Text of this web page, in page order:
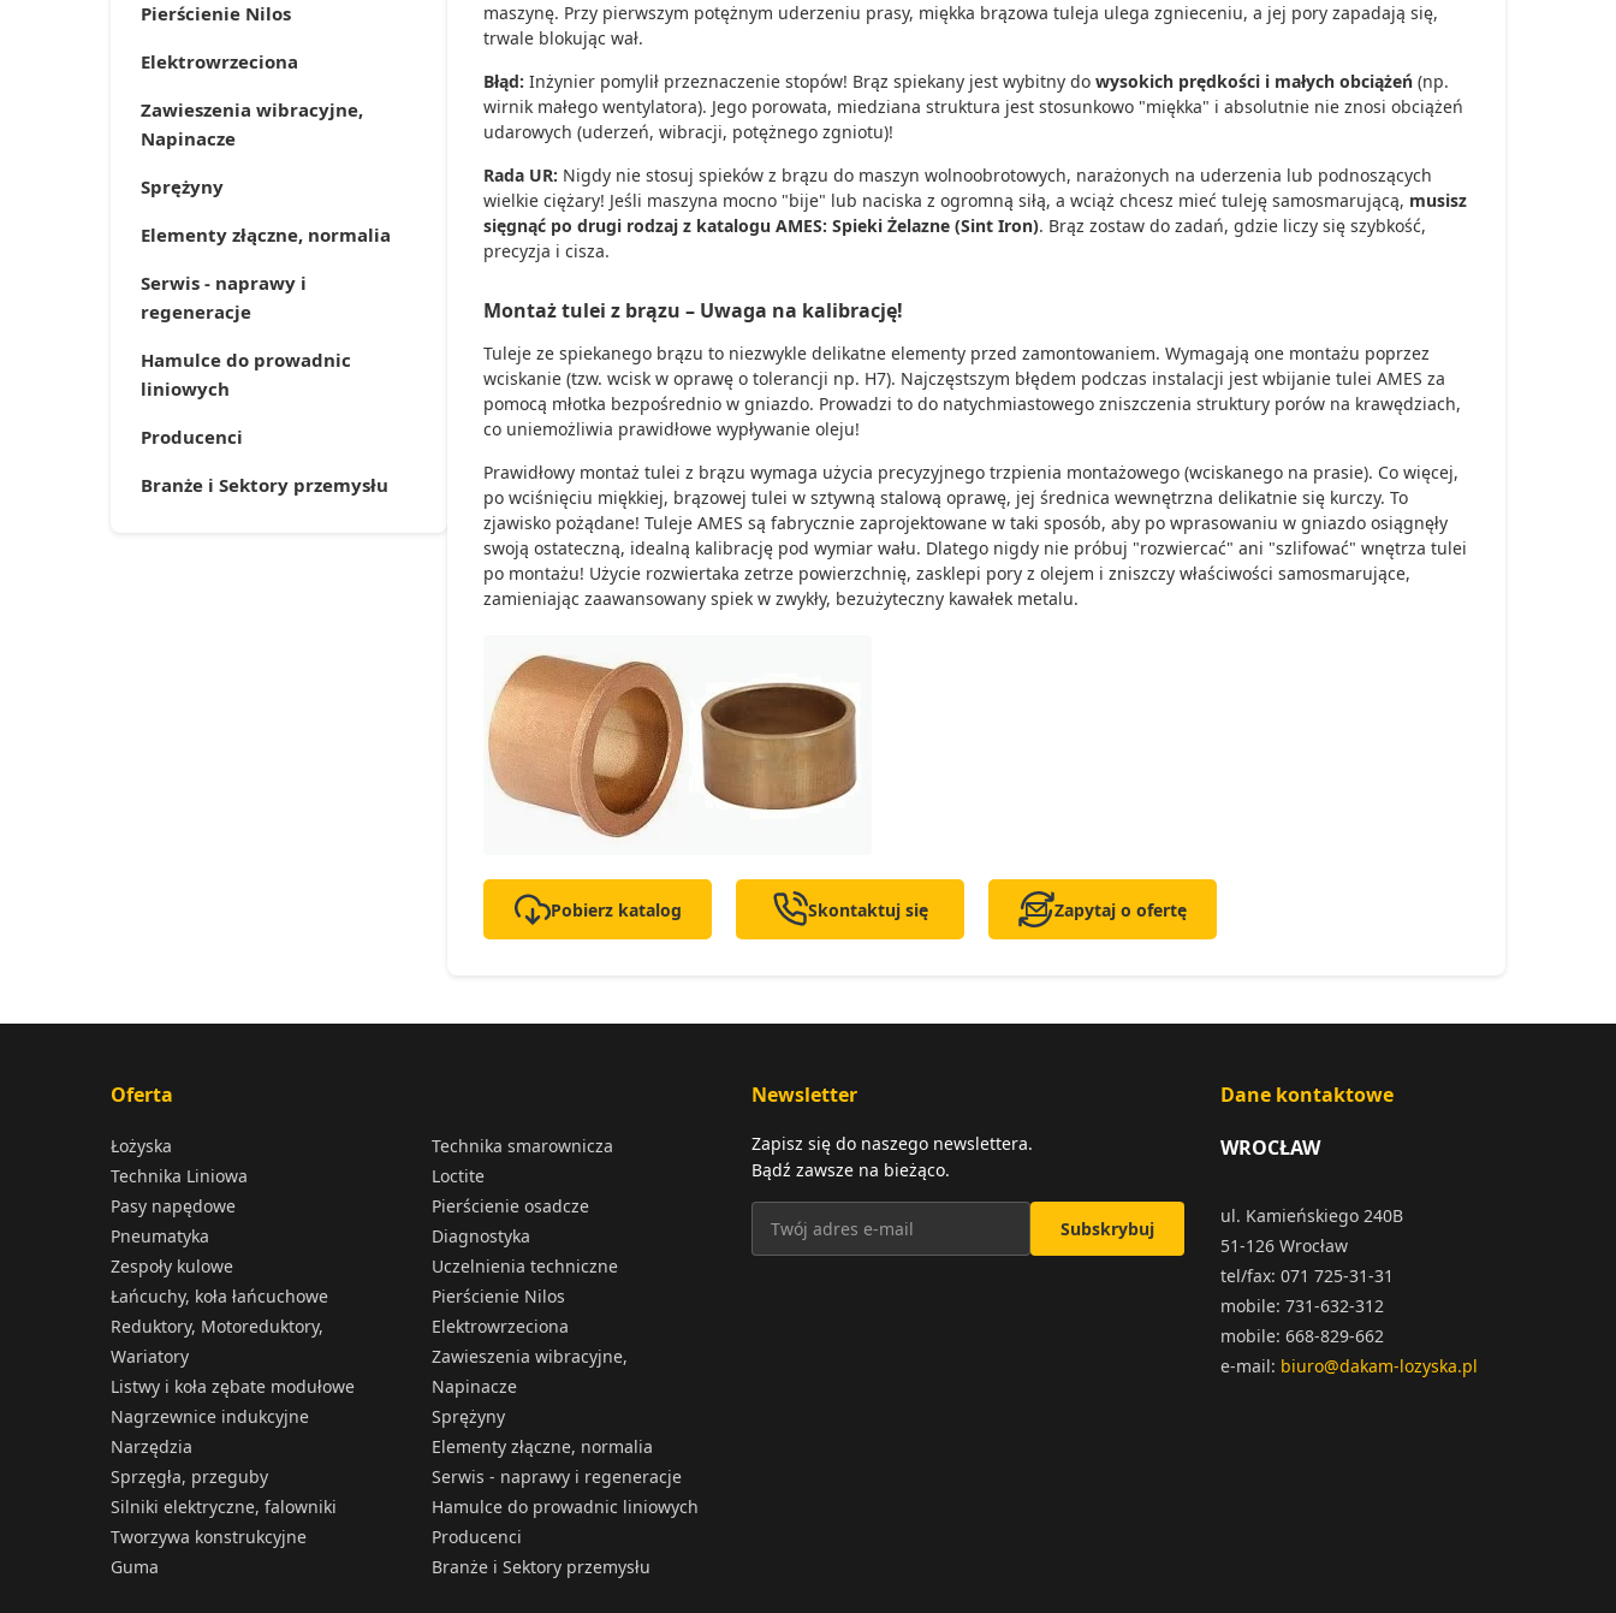
Pierścienie Nilos
Elektrowrzeciona
Zawieszenia wibracyjne,
Napinacze
Sprężyny
Elementy złączne, normalia
Serwis - naprawy i
regeneracje
Hamulce do prowadnic
liniowych
Producenci
Branże i Sektory przemysłu
maszynę. Przy pierwszym potężnym uderzeniu prasy, miękka brązowa tuleja ulega zgnieceniu, a jej pory zapadają się,
trwale blokując wał.
Błąd: Inżynier pomylił przeznaczenie stopów! Brąz spiekany jest wybitny do wysokich prędkości i małych obciążeń (np.
wirnik małego wentylatora). Jego porowata, miedziana struktura jest stosunkowo "miękka" i absolutnie nie znosi obciążeń
udarowych (uderzeń, wibracji, potężnego zgniotu)!
Rada UR: Nigdy nie stosuj spieków z brązu do maszyn wolnoobrotowych, narażonych na uderzenia lub podnoszących
wielkie ciężary! Jeśli maszyna mocno "bije" lub naciska z ogromną siłą, a wciąż chcesz mieć tuleję samosmarującą, musisz
sięgnąć po drugi rodzaj z katalogu AMES: Spieki Żelazne (Sint Iron). Brąz zostaw do zadań, gdzie liczy się szybkość,
precyzja i cisza.
Montaż tulei z brązu – Uwaga na kalibrację!
Tuleje ze spiekanego brązu to niezwykle delikatne elementy przed zamontowaniem. Wymagają one montażu poprzez
wciskanie (tzw. wcisk w oprawę o tolerancji np. H7). Najczęstszym błędem podczas instalacji jest wbijanie tulei AMES za
pomocą młotka bezpośrednio w gniazdo. Prowadzi to do natychmiastowego zniszczenia struktury porów na krawędziach,
co uniemożliwia prawidłowe wypływanie oleju!
Prawidłowy montaż tulei z brązu wymaga użycia precyzyjnego trzpienia montażowego (wciskanego na prasie). Co więcej,
po wciśnięciu miękkiej, brązowej tulei w sztywną stalową oprawę, jej średnica wewnętrzna delikatnie się kurczy. To
zjawisko pożądane! Tuleje AMES są fabrycznie zaprojektowane w taki sposób, aby po wprasowaniu w gniazdo osiągnęły
swoją ostateczną, idealną kalibrację pod wymiar wału. Dlatego nigdy nie próbuj "rozwiercać" ani "szlifować" wnętrza tulei
po montażu! Użycie rozwiertaka zetrze powierzchnię, zasklepi pory z olejem i zniszczy właściwości samosmarujące,
zamieniając zaawansowany spiek w zwykły, bezużyteczny kawałek metalu.
Pobierz katalog Skontaktuj się Zapytaj o ofertę
Oferta
Łożyska
Technika Liniowa
Pasy napędowe
Pneumatyka
Zespoły kulowe
Łańcuchy, koła łańcuchowe
Reduktory, Motoreduktory,
Wariatory
Listwy i koła zębate modułowe
Nagrzewnice indukcyjne
Narzędzia
Sprzęgła, przeguby
Silniki elektryczne, falowniki
Tworzywa konstrukcyjne
Guma
Technika smarownicza
Loctite
Pierścienie osadcze
Diagnostyka
Uczelnienia techniczne
Pierścienie Nilos
Elektrowrzeciona
Zawieszenia wibracyjne,
Napinacze
Sprężyny
Elementy złączne, normalia
Serwis - naprawy i regeneracje
Hamulce do prowadnic liniowych
Producenci
Branże i Sektory przemysłu
Newsletter
Zapisz się do naszego newslettera.
Bądź zawsze na bieżąco.
Subskrybuj
Dane kontaktowe
WROCŁAW
ul. Kamieńskiego 240B
51-126 Wrocław
tel/fax: 071 725-31-31
mobile: 731-632-312
mobile: 668-829-662
e-mail: biuro@dakam-lozyska.pl